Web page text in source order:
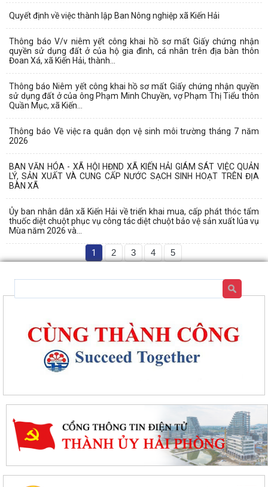
Quyết định về việc thành lập Ban Nông nghiệp xã Kiến Hải
Thông báo V/v niêm yết công khai hồ sơ mất Giấy chứng nhận
quyền sử dụng đất ở của hộ gia đình, cá nhân trên địa bàn thôn
Đoan Xá, xã Kiến Hải, thành...
Thông báo Niêm yết công khai hồ sơ mất Giấy chứng nhận quyền
sử dụng đất ở của ông Phạm Minh Chuyền, vợ Phạm Thị Tiểu thôn
Quần Mục, xã Kiến...
Thông báo Về việc ra quân dọn vệ sinh môi trường tháng 7 năm
2026
BAN VĂN HÓA - XÃ HỘI HĐND XÃ KIẾN HẢI GIÁM SÁT VIỆC QUẢN
LÝ, SẢN XUẤT VÀ CUNG CẤP NƯỚC SẠCH SINH HOẠT TRÊN ĐỊA
BÀN XÃ
Ủy ban nhân dân xã Kiến Hải về triển khai mua, cấp phát thóc tẩm
thuốc diệt chuột phục vụ công tác diệt chuột bảo vệ sản xuất lúa vụ
Mùa năm 2026 và...
1 2 3 4 5